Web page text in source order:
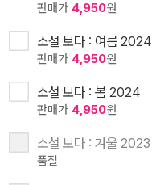
판매가 4,950원
소설 보다 : 여름 2024
판매가 4,950원
소설 보다 : 봄 2024
판매가 4,950원
소설 보다 : 겨울 2023
품절